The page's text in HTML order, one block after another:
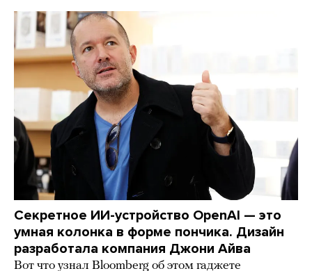
Секретное ИИ-устройство OpenAI — это
умная колонка в форме пончика. Дизайн
разработала компания Джони Айва
Вот что узнал Bloomberg об этом гаджете